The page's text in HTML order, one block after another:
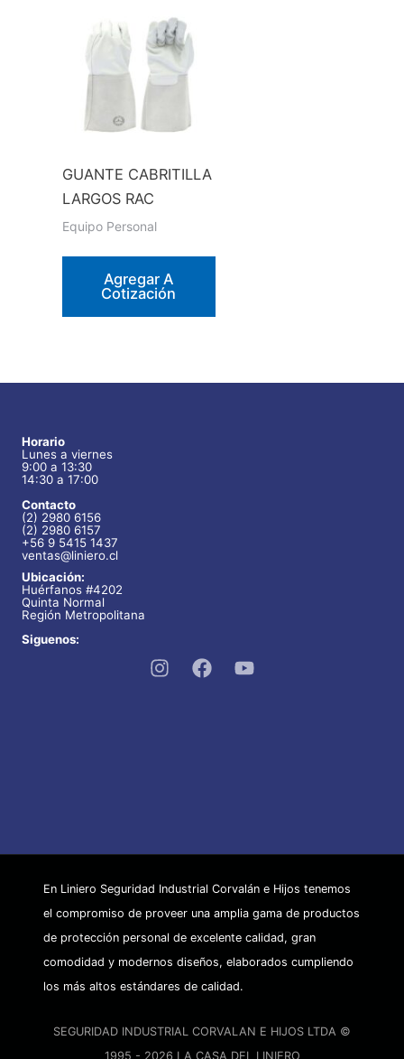
GUANTE CABRITILLA
LARGOS RAC
Equipo Personal
Agregar A
Cotización
Horario
Lunes a viernes
9:00 a 13:30
14:30 a 17:00
Contacto
(2) 2980 6156
(2) 2980 6157
+56 9 5415 1437
ventas@liniero.cl
Ubicación:
Huérfanos #4202
Quinta Normal
Región Metropolitana
Siguenos:
En Liniero Seguridad Industrial Corvalán e Hijos tenemos
el compromiso de proveer una amplia gama de productos
de protección personal de excelente calidad, gran
comodidad y modernos diseños, elaborados cumpliendo
los más altos estándares de calidad.
SEGURIDAD INDUSTRIAL CORVALAN E HIJOS LTDA ©
1995 - 2026 LA CASA DEL LINIERO